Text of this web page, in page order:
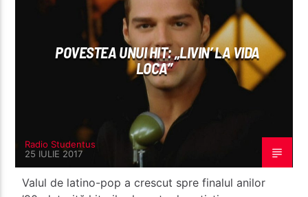
POVESTEA UNUI HIT: „LIVIN’ LA VIDA
LOCA”
Radio Studentus
25 IULIE 2017
Valul de latino-pop a crescut spre finalul anilor